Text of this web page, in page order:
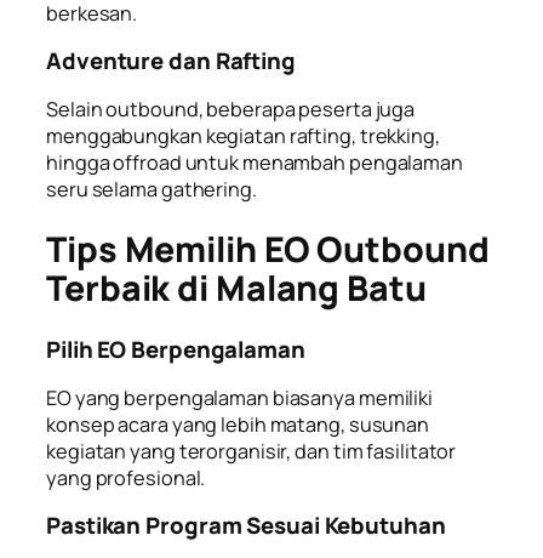
berkesan.
Adventure dan Rafting
Selain outbound, beberapa peserta juga
menggabungkan kegiatan rafting, trekking,
hingga offroad untuk menambah pengalaman
seru selama gathering.
Tips Memilih EO Outbound
Terbaik di Malang Batu
Pilih EO Berpengalaman
EO yang berpengalaman biasanya memiliki
konsep acara yang lebih matang, susunan
kegiatan yang terorganisir, dan tim fasilitator
yang profesional.
Pastikan Program Sesuai Kebutuhan